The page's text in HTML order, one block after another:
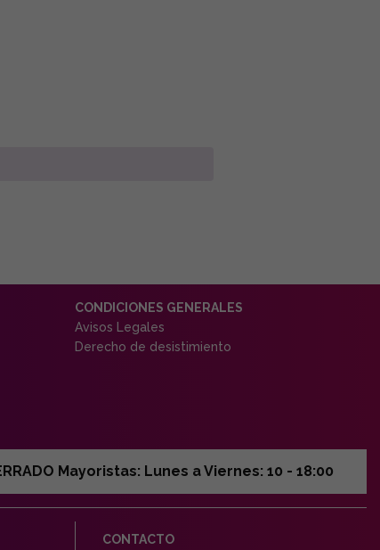
CONDICIONES GENERALES
Avisos Legales
Derecho de desistimiento
Mayoristas: Lunes a Viernes: 10 - 18:00
CONTACTO